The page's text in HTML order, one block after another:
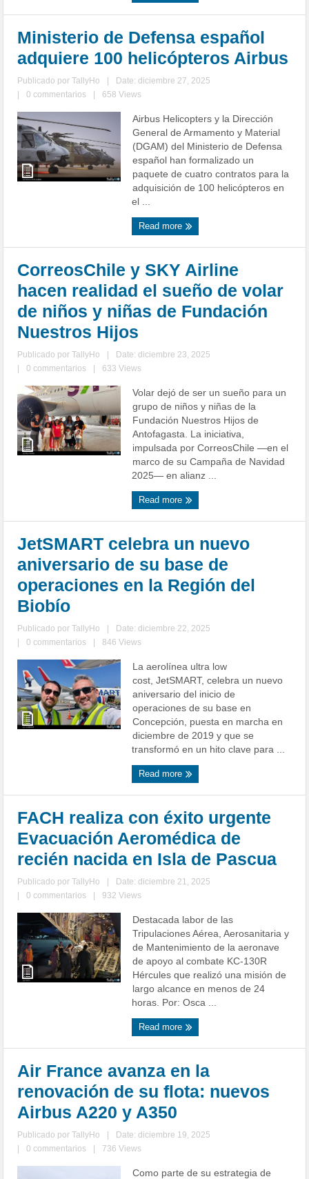
Ministerio de Defensa español
adquiere 100 helicópteros Airbus
Publicado porTallyHo
Date: diciembre 27, 2025
0 commentarios 658 Views
Airbus Helicopters y la Dirección
General de Armamento y Material
(DGAM) del Ministerio de Defensa
español han formalizado un
paquete de cuatro contratos para la
adquisición de 100 helicópteros en
el ...
Read more
CorreosChile y SKY Airline
hacen realidad el sueño de volar
de niños y niñas de Fundación
Nuestros Hijos
Publicado porTallyHo
Date: diciembre 23, 2025
0 commentarios 633 Views
Volar dejó de ser un sueño para un
grupo de niños y niñas de la
Fundación Nuestros Hijos de
Antofagasta. La iniciativa,
impulsada por CorreosChile —en el
marco de su Campaña de Navidad
2025— en alianz ...
Read more
JetSMART celebra un nuevo
aniversario de su base de
operaciones en la Región del
Biobío
Publicado porTallyHo
Date: diciembre 22, 2025
0 commentarios 846 Views
La aerolínea ultra low
cost, JetSMART, celebra un nuevo
aniversario del inicio de
operaciones de su base en
Concepción, puesta en marcha en
diciembre de 2019 y que se
transformó en un hito clave para ...
Read more
FACH realiza con éxito urgente
Evacuación Aeromédica de
recién nacida en Isla de Pascua
Publicado porTallyHo
Date: diciembre 21, 2025
0 commentarios 932 Views
Destacada labor de las
Tripulaciones Aérea, Aerosanitaria y
de Mantenimiento de la aeronave
de apoyo al combate KC-130R
Hércules que realizó una misión de
largo alcance en menos de 24
horas. Por: Osca ...
Read more
Air France avanza en la
renovación de su flota: nuevos
Airbus A220 y A350
Publicado porTallyHo
Date: diciembre 19, 2025
0 commentarios 736 Views
Como parte de su estrategia de